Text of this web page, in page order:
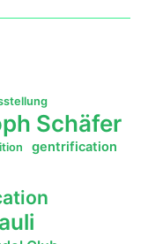
Schäfer
gentrification